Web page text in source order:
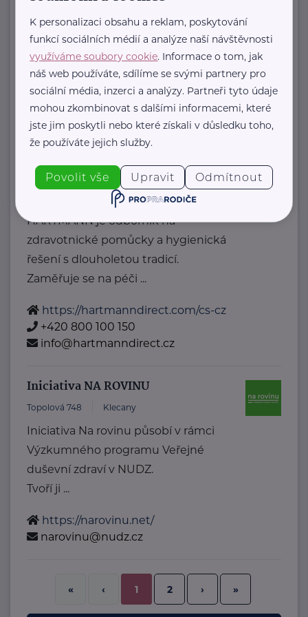
Duševní zdraví, o.p.s.
nám. Přerovského povstání 2803/1 Přerov
www.dusevnizdravi.com
info.dusevnizdravi@gmail.com
HARTMANN – RICO a.s.
Veverská Bítýška
HARTMANN je odborník na
zdravotnické pomůcky a hygienická
řešení s dlouholetou tradicí.
Zaměřuje se na péči ...
https://hartmanndirect.com/cs-cz
+420 800 100 150
info@hartmanndirect.cz
Iniciativa NA ROVINU
Topolová 748 Klecany
Iniciativa Na rovinu působí v rámci
Výzkumného programu Veřejné
duševní zdraví v NUDZ.
Tvoří ji ...
https://narovinu.net/
narovinu@nudz.cz
« ‹ 1 2 › »
K personalizaci obsahu a reklam, poskytování
funkcí sociálních médií a analýze naší návštěvnosti
využíváme soubory cookie. Informace o tom, jak
náš web používáte, sdílíme se svými partnery pro
sociální média, inzerci a analýzy. Partneři tyto údaje
mohou zkombinovat s dalšími informacemi, které
jste jim poskytli nebo které získali v důsledku toho,
že používáte jejich služby.
Povolit vše Upravit Odmítnout